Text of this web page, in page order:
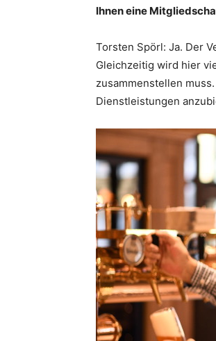
Ihnen eine
Torsten Spörl: Ja. Der
Gleichzeitig wird hier
zusammenstellen
Dienstleistungen